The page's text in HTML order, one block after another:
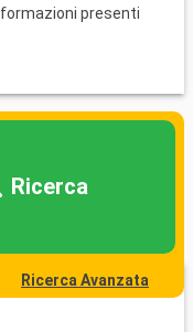
presenti
Ricerca
Ricerca Avanzata